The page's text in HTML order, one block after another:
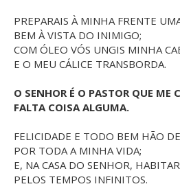
PREPARAIS À MINHA FRENTE
BEM À VISTA DO INIMIGO;
COM ÓLEO VÓS UNGIS MINHA
E O MEU CÁLICE TRANSBORDA.
O SENHOR É O PASTOR QUE ME
FALTA COISA ALGUMA.
FELICIDADE E TODO BEM HÃO
POR TODA A MINHA VIDA;
E, NA CASA DO SENHOR,
PELOS TEMPOS INFINITOS.